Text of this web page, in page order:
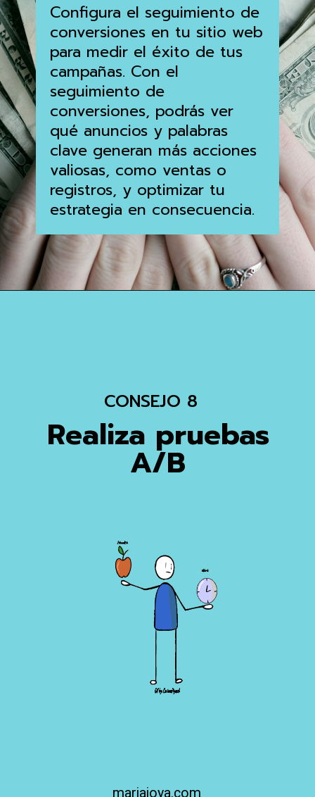
Configura el seguimiento de
conversiones en tu sitio web
para medir el éxito de tus
campañas. Con el
seguimiento de
conversiones, podrás ver
qué anuncios y palabras
clave generan más acciones
valiosas, como ventas o
registros, y optimizar tu
estrategia en consecuencia.
Realiza pruebas
A/B
CONSEJO 8
mariajoya.com